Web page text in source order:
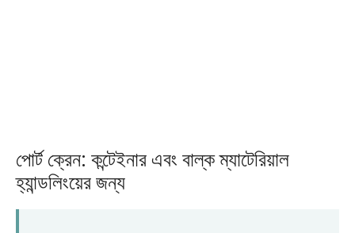
পোর্ট ক্রেন: কন্টেইনার এবং বাল্ক ম্যাটেরিয়াল
হ্যান্ডলিংয়ের জন্য